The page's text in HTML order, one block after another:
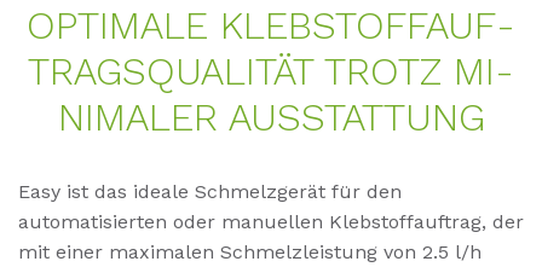
OP­TI­MA­LE KLEB­STOFF­AUF­
TRAGS­QUA­LITÄT TROTZ MI­
NI­MA­LER AUS­STAT­TUNG
Easy ist das ideale Schmelzgerät für den
automatisierten oder manuellen Klebstoffauftrag, der
mit einer maximalen Schmelzleistung von 2.5 l/h